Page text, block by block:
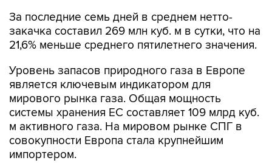
За последние семь дней в среднем нетто-
закачка составил 269 млн куб. м в сутки, что на
21,6% меньше среднего пятилетнего значения.
Уровень запасов природного газа в Европе
является ключевым индикатором для
мирового рынка газа. Общая мощность
системы хранения ЕС составляет 109 млрд куб.
м активного газа. На мировом рынке СПГ в
совокупности Европа стала крупнейшим
импортером.